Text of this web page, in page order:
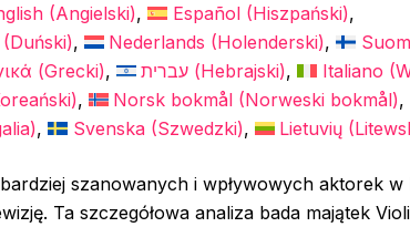
(Angielski) Español(Hiszpański)
Duński) Nederlands (Holenderski)
(Grecki) עברית (Hebrajski) Italiano (
) Norsk bokmål (Norweski bokmål)
) Svenska(Szwedzki) Lietuvių (
szanowanych i wpływowych aktorek
Ta szczegółowa analiza bada majątek